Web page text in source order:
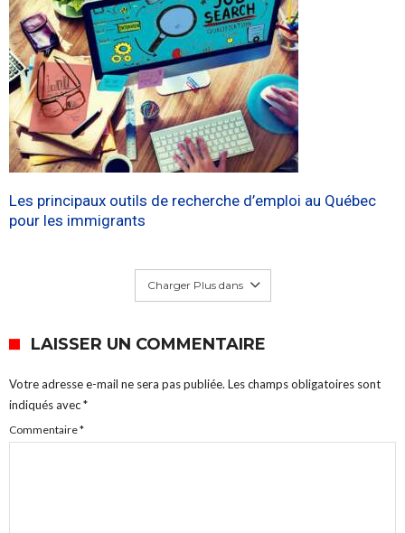
Les principaux outils de recherche d’emploi au Québec
pour les immigrants
Charger Plus dans
LAISSER UN COMMENTAIRE
Votre adresse e-mail ne sera pas publiée. Les champs obligatoires sont
indiqués avec*
Commentaire*